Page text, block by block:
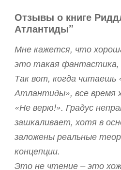
Отзывы о книге
Атлантиды”
Мне кажется, что
это такая фантастика,
Так вот, когда читаешь
Атлантиды», все время
«Не верю!». Градус
зашкаливает, хотя в
заложены реальные
концепции.
Это не чтение – это